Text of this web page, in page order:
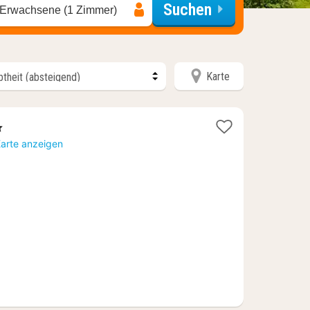
(1 Zimmer) Suchen
Karte
anzeigen